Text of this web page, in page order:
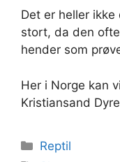
Det er heller
stort, da den
hender som
Her i Norge kan
Kristiansand
Kategorier
Reptil